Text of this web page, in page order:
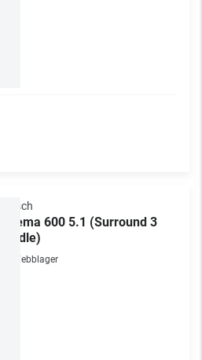
Klipsch
Cinema 600 5.1 (Surround 3
bundle)
Webblager